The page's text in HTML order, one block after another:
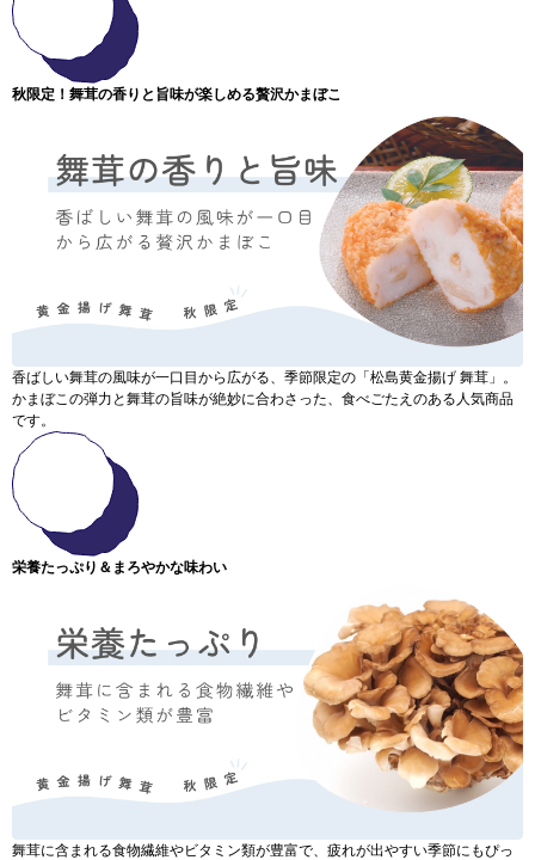
秋限定！舞茸の香りと旨味が楽しめる贅沢かまぼこ
香ばしい舞茸の風味が一口目から広がる、季節限定の「松島黄金揚げ 舞茸」。
かまぼこの弾力と舞茸の旨味が絶妙に合わさった、食べごたえのある人気商品
です。
栄養たっぷり＆まろやかな味わい
舞茸に含まれる食物繊維やビタミン類が豊富で、疲れが出やすい季節にもぴっ